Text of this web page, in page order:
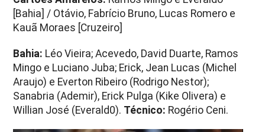
[Bahia] / Otávio, Fabrício Bruno, Lucas Romero e
Kauã Moraes [Cruzeiro]
Bahia: Léo Vieira; Acevedo, David Duarte, Ramos
Mingo e Luciano Juba; Erick, Jean Lucas (Michel
Araujo) e Everton Ribeiro (Rodrigo Nestor);
Sanabria (Ademir), Erick Pulga (Kike Olivera) e
Willian José (Everald0). Técnico: Rogério Ceni.